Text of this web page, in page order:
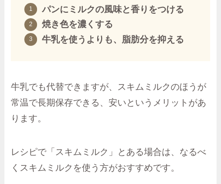
パンにミルクの風味と香りをつける
焼き色を濃くする
牛乳を使うよりも、脂肪分を抑える
牛乳でも代替できますが、スキムミルクのほうが
常温で長期保存できる、安いというメリットがあ
ります。
レシピで「スキムミルク」とある場合は、なるべ
くスキムミルクを使う方がおすすめです。